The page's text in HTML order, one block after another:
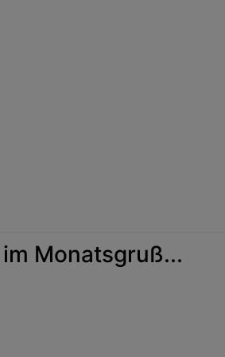
Monatsgruß...